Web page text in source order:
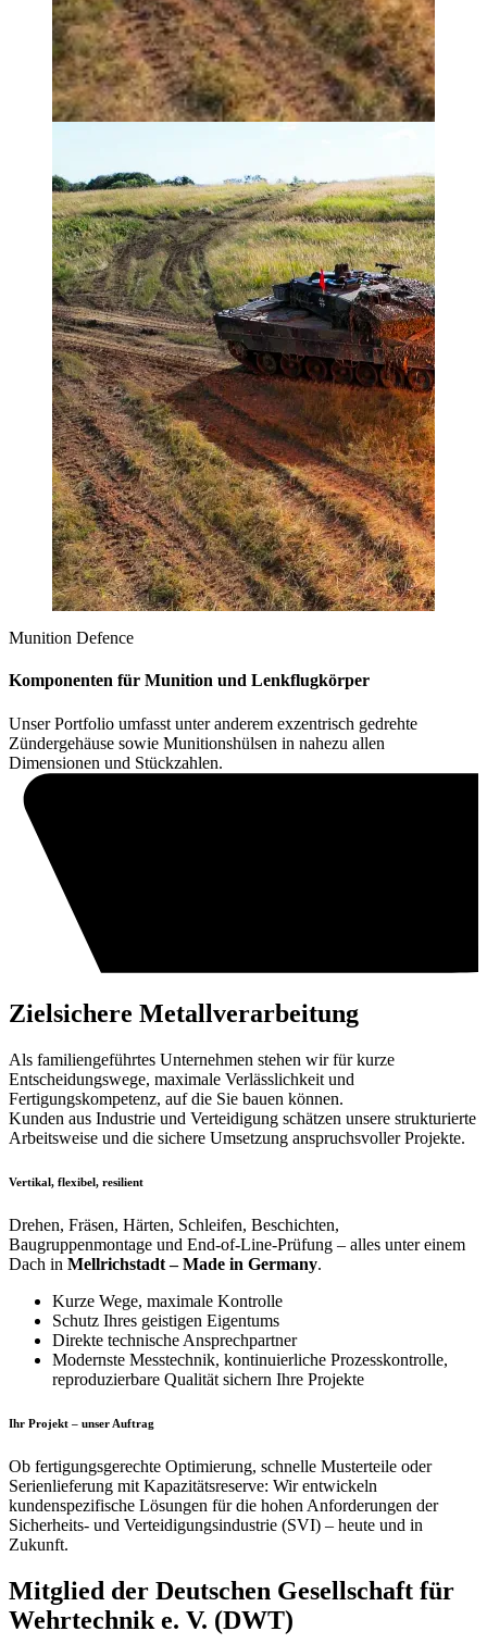
Munition Defence
Komponenten für Munition und Lenkflugkörper
Unser Portfolio umfasst unter anderem exzentrisch gedrehte
Zündergehäuse sowie Munitionshülsen in nahezu allen
Dimensionen und Stückzahlen.
Zielsichere Metallverarbeitung
Als familiengeführtes Unternehmen stehen wir für kurze
Entscheidungswege, maximale Verlässlichkeit und
Fertigungskompetenz, auf die Sie bauen können.
Kunden aus Industrie und Verteidigung schätzen unsere strukturierte
Arbeitsweise und die sichere Umsetzung anspruchsvoller Projekte.
Vertikal, flexibel, resilient
Drehen, Fräsen, Härten, Schleifen, Beschichten,
Baugruppenmontage und End-of-Line-Prüfung – alles unter einem
Dach in Mellrichstadt – Made in Germany.
Kurze Wege, maximale Kontrolle
Schutz Ihres geistigen Eigentums
Direkte technische Ansprechpartner
Modernste Messtechnik, kontinuierliche Prozesskontrolle,
reproduzierbare Qualität sichern Ihre Projekte
Ihr Projekt – unser Auftrag
Ob fertigungsgerechte Optimierung, schnelle Musterteile oder
Serienlieferung mit Kapazitätsreserve: Wir entwickeln
kundenspezifische Lösungen für die hohen Anforderungen der
Sicherheits- und Verteidigungsindustrie (SVI) – heute und in
Zukunft.
Mitglied der Deutschen Gesellschaft für
Wehrtechnik e. V. (DWT)